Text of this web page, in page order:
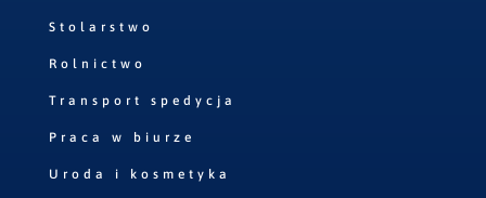
Stolarstwo
Rolnictwo
Transport spedycja
Praca w biurze
Uroda i kosmetyka